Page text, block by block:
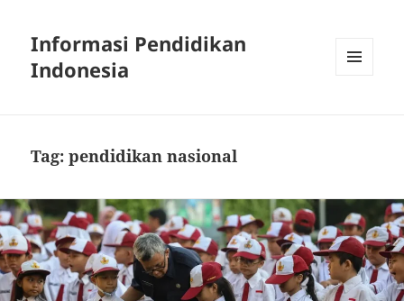
Informasi Pendidikan
Indonesia
Tag:pendidikan nasional